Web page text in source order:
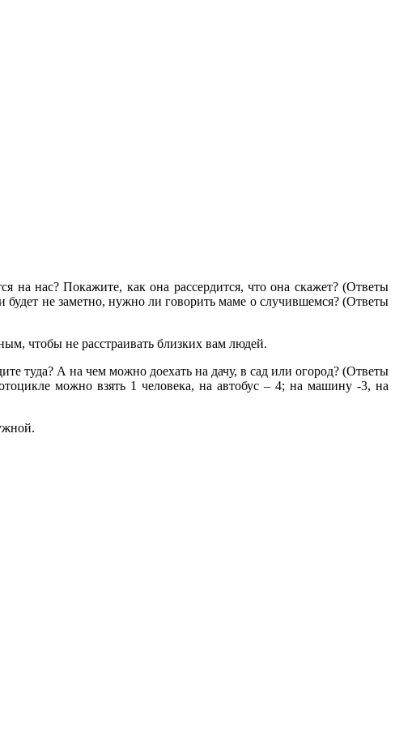
нас? Покажите, как она рассердится, что она скажет? (Ответы
не заметно, нужно ли говорить маме о случившемся? (Ответы
чтобы не расстраивать близких вам людей.
туда? А на чем можно доехать на дачу, в сад или огород? (Ответы
можно взять 1 человека, на автобус – 4; на машину -3, на